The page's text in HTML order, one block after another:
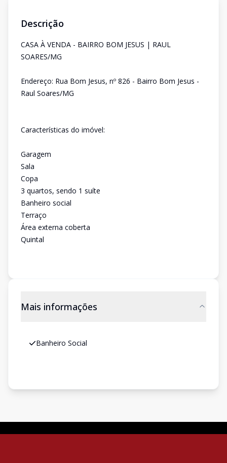
Descrição
CASA À VENDA - BAIRRO BOM JESUS | RAUL
SOARES/MG
Endereço: Rua Bom Jesus, nº 826 - Bairro Bom Jesus -
Raul Soares/MG
Características do imóvel:
Garagem
Sala
Copa
3 quartos, sendo 1 suíte
Banheiro social
Terraço
Área externa coberta
Quintal
Mais informações
Banheiro Social